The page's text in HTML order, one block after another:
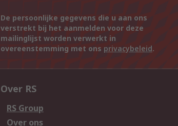
De persoonlijke gegevens die u aan ons
verstrekt bij het aanmelden voor deze
mailinglijst worden verwerkt in
overeenstemming met ons privacybeleid.
Over RS
RS Group
Over ons